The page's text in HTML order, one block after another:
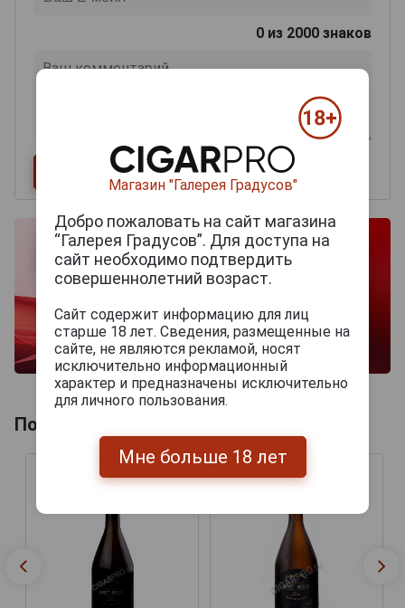
0 из 2000 знаков
Похожие Шампанские
Магазин "Галерея Градусов"
Добро пожаловать на сайт магазина
“Галерея Градусов”. Для доступа на
сайт необходимо подтвердить
совершеннолетний возраст.
Сайт содержит информацию для лиц
старше 18 лет. Сведения, размещенные на
сайте, не являются рекламой, носят
исключительно информационный
характер и предназначены исключительно
для личного пользования.
Мне больше 18 лет